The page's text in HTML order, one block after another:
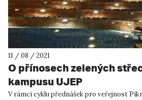
11 / 08 / 2021
O přínosech zelených
kampusu UJEP
V rámci cyklu přednášek pro veřejnost